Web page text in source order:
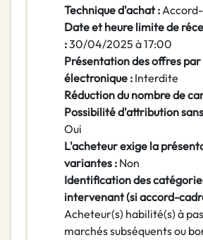
Technique d'achat :
Date et heure limite de
:30/04/2025 à 17:00
Présentation des offres
électronique : Interdite
Réduction du nombre de
Possibilité d'attribution
Oui
L'acheteur exige la
variantes : Non
Identification des
intervenant (si accord-
Acheteur(s) habilité(s) à
marchés subséquents ou